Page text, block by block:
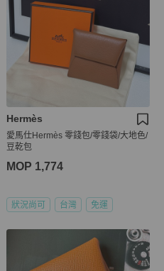
Hermès
愛馬仕Hermès 零錢包/零錢袋/大地色/
豆乾包
MOP 1,774
狀況尚可 台灣 免運